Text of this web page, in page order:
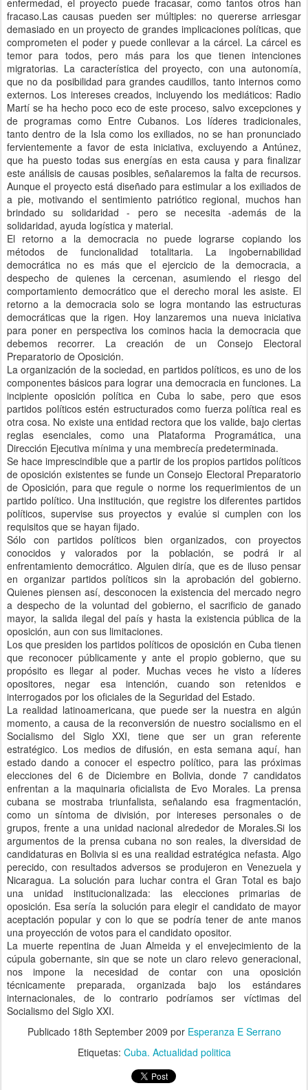
enfermedad, el proyecto puede fracasar, como tantos otros han
fracaso.Las causas pueden ser múltiples: no quererse arriesgar
demasiado en un proyecto de grandes implicaciones políticas, que
comprometen el poder y puede conllevar a la cárcel. La cárcel es
temor para todos, pero más para los que tienen intenciones
migratorias. La característica del proyecto, con una autonomía,
que no da posibilidad para grandes caudillos, tanto internos como
externos. Los intereses creados, incluyendo los mediáticos: Radio
Martí se ha hecho poco eco de este proceso, salvo excepciones y
de programas como Entre Cubanos. Los líderes tradicionales,
tanto dentro de la Isla como los exiliados, no se han pronunciado
fervientemente a favor de esta iniciativa, excluyendo a Antúnez,
que ha puesto todas sus energías en esta causa y para finalizar
este análisis de causas posibles, señalaremos la falta de recursos.
Aunque el proyecto está diseñado para estimular a los exiliados de
a pie, motivando el sentimiento patriótico regional, muchos han
brindado su solidaridad - pero se necesita -además de la
solidaridad, ayuda logística y material.
El retorno a la democracia no puede lograrse copiando los
métodos de funcionalidad totalitaria. La ingobernabilidad
democrática no es más que el ejercicio de la democracia, a
despecho de quienes la cercenan, asumiendo el riesgo del
comportamiento democrático que el derecho moral les asiste. El
retorno a la democracia solo se logra montando las estructuras
democráticas que la rigen. Hoy lanzaremos una nueva iniciativa
para poner en perspectiva los cominos hacia la democracia que
debemos recorrer. La creación de un Consejo Electoral
Preparatorio de Oposición.
La organización de la sociedad, en partidos políticos, es uno de los
componentes básicos para lograr una democracia en funciones. La
incipiente oposición política en Cuba lo sabe, pero que esos
partidos políticos estén estructurados como fuerza política real es
otra cosa. No existe una entidad rectora que los valide, bajo ciertas
reglas esenciales, como una Plataforma Programática, una
Dirección Ejecutiva mínima y una membrecía predeterminada.
Se hace imprescindible que a partir de los propios partidos políticos
de oposición existentes se funde un Consejo Electoral Preparatorio
de Oposición, para que regule o norme los requerimientos de un
partido político. Una institución, que registre los diferentes partidos
políticos, supervise sus proyectos y evalúe si cumplen con los
requisitos que se hayan fijado.
Sólo con partidos políticos bien organizados, con proyectos
conocidos y valorados por la población, se podrá ir al
enfrentamiento democrático. Alguien diría, que es de iluso pensar
en organizar partidos políticos sin la aprobación del gobierno.
Quienes piensen así, desconocen la existencia del mercado negro
a despecho de la voluntad del gobierno, el sacrificio de ganado
mayor, la salida ilegal del país y hasta la existencia pública de la
oposición, aun con sus limitaciones.
Los que presiden los partidos políticos de oposición en Cuba tienen
que reconocer públicamente y ante el propio gobierno, que su
propósito es llegar al poder. Muchas veces he visto a líderes
opositores, negar esa intención, cuando son retenidos e
interrogados por los oficiales de la Seguridad del Estado.
La realidad latinoamericana, que puede ser la nuestra en algún
momento, a causa de la reconversión de nuestro socialismo en el
Socialismo del Siglo XXI, tiene que ser un gran referente
estratégico. Los medios de difusión, en esta semana aquí, han
estado dando a conocer el espectro político, para las próximas
elecciones del 6 de Diciembre en Bolivia, donde 7 candidatos
enfrentan a la maquinaria oficialista de Evo Morales. La prensa
cubana se mostraba triunfalista, señalando esa fragmentación,
como un síntoma de división, por intereses personales o de
grupos, frente a una unidad nacional alrededor de Morales.Si los
argumentos de la prensa cubana no son reales, la diversidad de
candidaturas en Bolivia si es una realidad estratégica nefasta. Algo
perecido, con resultados adversos se produjeron en Venezuela y
Nicaragua. La solución para luchar contra el Gran Total es bajo
una unidad institucionalizada: las elecciones primarias de
oposición. Esa sería la solución para elegir el candidato de mayor
aceptación popular y con lo que se podría tener de ante manos
una proyección de votos para el candidato opositor.
La muerte repentina de Juan Almeida y el envejecimiento de la
cúpula gobernante, sin que se note un claro relevo generacional,
nos impone la necesidad de contar con una oposición
técnicamente preparada, organizada bajo los estándares
internacionales, de lo contrario podríamos ser víctimas del
Socialismo del Siglo XXI.
Publicado 18th September 2009 por Esperanza E Serrano
Etiquetas: Cuba. Actualidad politica